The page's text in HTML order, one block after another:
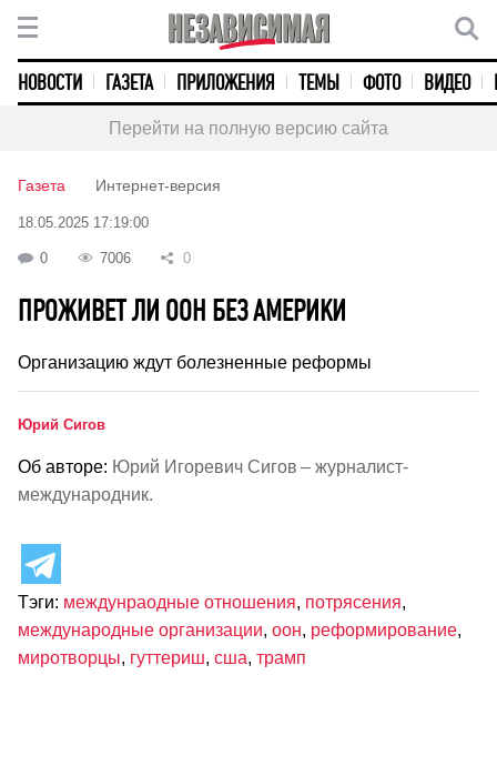
НОВОСТИ ГАЗЕТА ПРИЛОЖЕНИЯ ТЕМЫ ФОТО ВИДЕО
Перейти на полную версию сайта
Газета Интернет-версия
18.05.2025 17:19:00
0 7006 0
ПРОЖИВЕТ ЛИ ООН БЕЗ АМЕРИКИ
Организацию ждут болезненные реформы
Юрий Сигов
Об авторе: Юрий Игоревич Сигов – журналист-
международник.
Тэги: междунраодные отношения, потрясения,
международные организации, оон, реформирование,
миротворцы, гуттериш, сша, трамп